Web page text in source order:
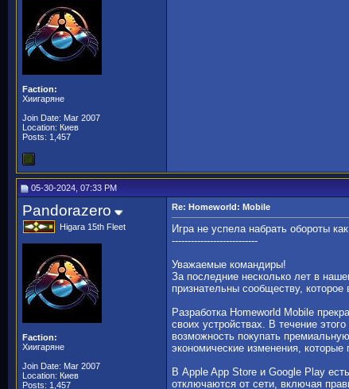
Faction:
Хиигаряне
Join Date: Mar 2007
Location: Киев
Posts: 1,457
05-30-2024, 07:33 PM
Pandorazero
Higara 15th Fleet
Faction:
Хиигаряне
Join Date: Mar 2007
Location: Киев
Posts: 1,457
Re: Homeworld: Mobile
Игра не успела набрать обороты
---------------------------
Уважаемые командиры!
За последние несколько лет в
признательны сообществу,
Разработка Homeworld Mobile
своих устройствах. В течение
возможность покупать
экономические изменения,
В Apple App Store и Google Play
отключаются от сети, включая